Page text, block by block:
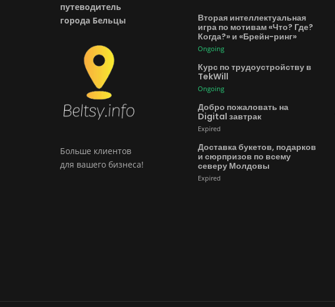
путеводитель
города Бельцы
Больше клиентов
для вашего бизнеса!
Вторая интеллектуальная
игра по мотивам «Что? Где?
Когда?» и «Брейн-ринг»
Ongoing
Курс по трудоустройству в
TekWill
Ongoing
Добро пожаловать на
Digital завтрак
Expired
Доставка букетов, подарков
и сюрпризов по всему
северу Молдовы
Expired